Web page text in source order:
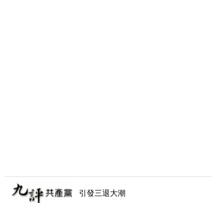
引發三退大潮